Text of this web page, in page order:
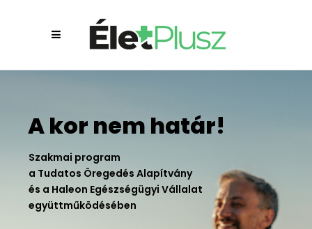
A kor nem határ!
Szakmai program
a Tudatos Öregedés Alapítvány
és a Haleon Egészségügyi Vállalat
együttműködésében